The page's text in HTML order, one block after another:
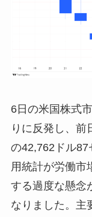
6日の米国株式
りに反発し、前
の42,762ドル87
用統計が労働市
する過度な懸念
なりました。主